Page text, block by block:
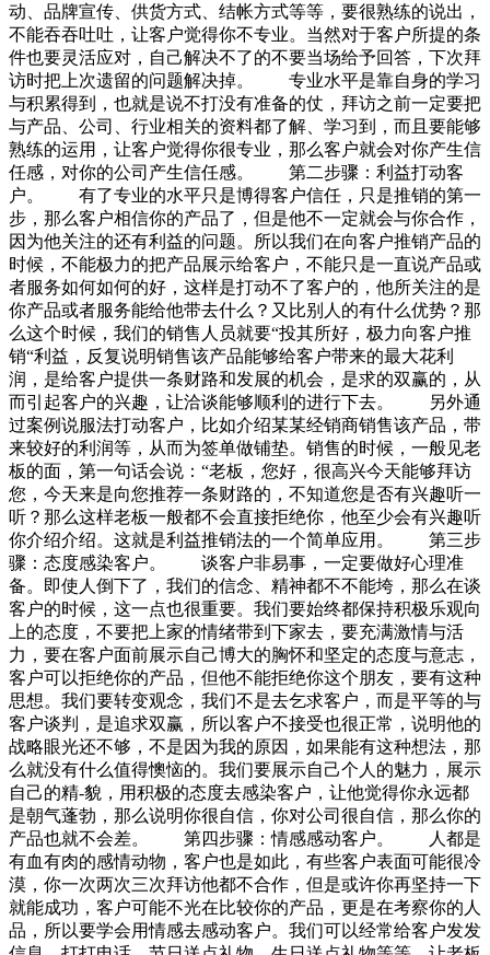
动、品牌宣传、供货方式、结帐方式等等，要很熟练的说出，
不能吞吞吐吐，让客户觉得你不专业。当然对于客户所提的条
件也要灵活应对，自己解决不了的不要当场给予回答，下次拜
访时把上次遗留的问题解决掉。 专业水平是靠自身的学习
与积累得到，也就是说不打没有准备的仗，拜访之前一定要把
与产品、公司、行业相关的资料都了解、学习到，而且要能够
熟练的运用，让客户觉得你很专业，那么客户就会对你产生信
任感，对你的公司产生信任感。 第二步骤：利益打动客
户。 有了专业的水平只是博得客户信任，只是推销的第一
步，那么客户相信你的产品了，但是他不一定就会与你合作，
因为他关注的还有利益的问题。所以我们在向客户推销产品的
时候，不能极力的把产品展示给客户，不能只是一直说产品或
者服务如何如何的好，这样是打动不了客户的，他所关注的是
你产品或者服务能给他带去什么？又比别人的有什么优势？那
么这个时候，我们的销售人员就要“投其所好，极力向客户推
销“利益，反复说明销售该产品能够给客户带来的最大花利
润，是给客户提供一条财路和发展的机会，是求的双赢的，从
而引起客户的兴趣，让洽谈能够顺利的进行下去。 另外通
过案例说服法打动客户，比如介绍某某经销商销售该产品，带
来较好的利润等，从而为签单做铺垫。销售的时候，一般见老
板的面，第一句话会说：“老板，您好，很高兴今天能够拜访
您，今天来是向您推荐一条财路的，不知道您是否有兴趣听一
听？那么这样老板一般都不会直接拒绝你，他至少会有兴趣听
你介绍介绍。这就是利益推销法的一个简单应用。 第三步
骤：态度感染客户。 谈客户非易事，一定要做好心理准
备。即使人倒下了，我们的信念、精神都不不能垮，那么在谈
客户的时候，这一点也很重要。我们要始终都保持积极乐观向
上的态度，不要把上家的情绪带到下家去，要充满激情与活
力，要在客户面前展示自己博大的胸怀和坚定的态度与意志，
客户可以拒绝你的产品，但他不能拒绝你这个朋友，要有这种
思想。我们要转变观念，我们不是去乞求客户，而是平等的与
客户谈判，是追求双赢，所以客户不接受也很正常，说明他的
战略眼光还不够，不是因为我的原因，如果能有这种想法，那
么就没有什么值得懊恼的。我们要展示自己个人的魅力，展示
自己的精-貌，用积极的态度去感染客户，让他觉得你永远都
是朝气蓬勃，那么说明你很自信，你对公司很自信，那么你的
产品也就不会差。 第四步骤：情感感动客户。 人都是
有血有肉的感情动物，客户也是如此，有些客户表面可能很冷
漠，你一次两次三次拜访他都不合作，但是或许你再坚持一下
就能成功，客户可能不光在比较你的产品，更是在考察你的人
品，所以要学会用情感去感动客户。我们可以经常给客户发发